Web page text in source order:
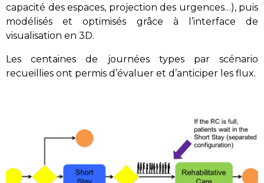
capacité des espaces, projection des urgences…), puis
modélisés etoptimisés grâce à l’interface de
visualisation en 3D.
Les centaines de journées types par scénario
recueillies ont permis d’évaluer et d’anticiper les flux.